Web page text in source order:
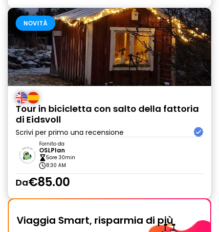
NOVITÀ
Tour in bicicletta con salto della fattoria
di Eidsvoll
Scrivi per primo una recensione
Fornito da
OSLPlan
5ore 30min
8:30 AM
Da€85.00
Viaggia Smart, risparmia di più